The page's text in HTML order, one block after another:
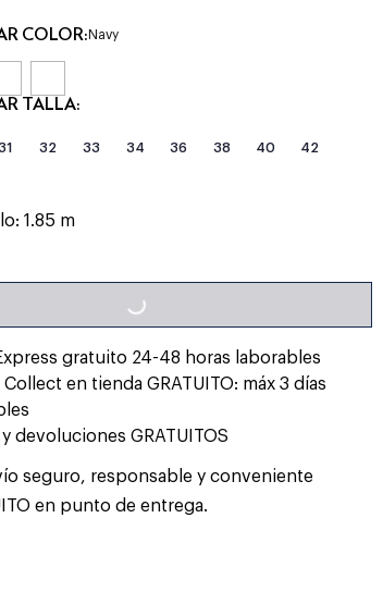
COLOR:Navy
TALLA:
32 33 34 36 38 40 42
1.85 m
LOADING...
gratuito 24-48 horas laborables
en tienda GRATUITO: máx 3 días
y devoluciones GRATUITOS
seguro, responsable y conveniente
en punto de entrega.